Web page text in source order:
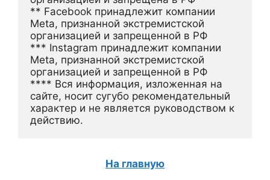
** Facebook принадлежит компании
Meta, признанной экстремистской
организацией и запрещенной в РФ
*** Instagram принадлежит компании
Meta, признанной экстремистской
организацией и запрещенной в РФ
**** Вся информация, изложенная на
сайте, носит сугубо рекомендательный
характер и не является руководством к
действию.
На главную